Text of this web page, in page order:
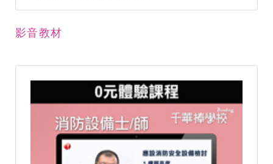
影音教材